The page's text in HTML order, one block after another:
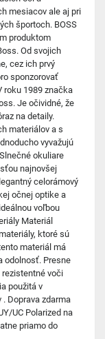
mesiacov ale aj pri
športoch. BOSS
produktom
Od svojich
cez ich prvý
sponzorovať
roku 1989 značka
Je očividné, že
na detaily.
materiálov a s
vyvažujú
okuliare
najnovšej
celorámový
očnej optike a
voľbou
Materiál
ktoré sú
materiál má
odolnosť. Presne
voči
použitá v
Doprava zdarma
UC Polarized na
priamo do